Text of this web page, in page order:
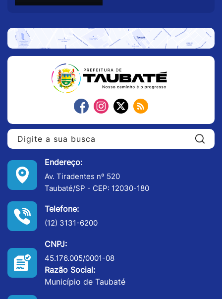
Endereço:
Av. Tiradentes nº 520
Taubaté/SP - CEP: 12030-180
Telefone:
(12) 3131-6200
CNPJ:
45.176.005/0001-08
Razão Social:
Município de Taubaté